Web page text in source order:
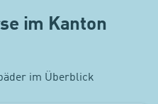
im Kanton
im Überblick